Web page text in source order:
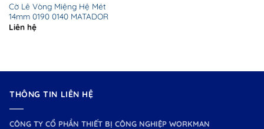
Cờ Lê Vòng Miệng Hệ Mét
14mm 0190 0140 MATADOR
Liên hệ
THÔNG TIN LIÊN HỆ
CÔNG TY CỔ PHẦN THIẾT BỊ CÔNG NGHIỆP WORKMAN